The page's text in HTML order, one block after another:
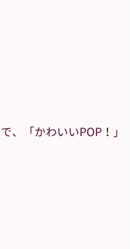
「かわいいPOP！」